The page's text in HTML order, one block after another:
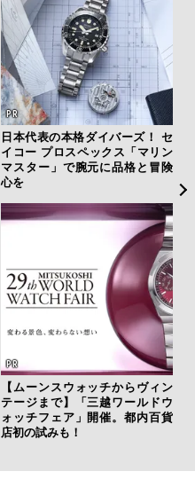
日本代表の本格ダイバーズ！ セ
イコー プロスペックス「マリン
マスター」で腕元に品格と冒険
心を
【ムーンスウォッチからヴィン
テージまで】「三越ワールドウ
ォッチフェア」開催。都内百貨
店初の試みも！